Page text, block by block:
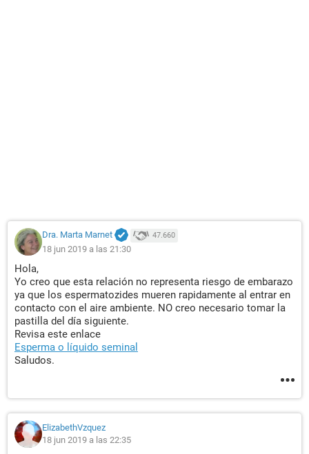
Dra. Marta Marnet 47.660
18 jun 2019 a las 21:30
Hola,
Yo creo que esta relación no representa riesgo de embarazo
ya que los espermatozides mueren rapidamente al entrar en
contacto con el aire ambiente. NO creo necesario tomar la
pastilla del día siguiente.
Revisa este enlace
Esperma o líquido seminal
Saludos.
ElizabethVzquez
18 jun 2019 a las 22:35